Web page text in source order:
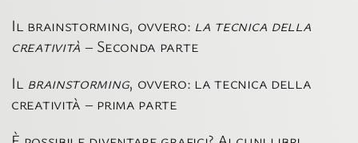
Il brainstorming, ovvero: la tecnica della
creatività – Seconda parte
Il brainstorming, ovvero: la tecnica della
creatività – prima parte